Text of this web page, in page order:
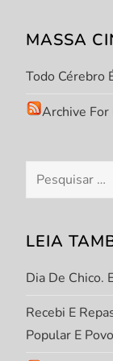
o
d
P
o
s
t
MASSA
Todo Cérebro
Archive For
Pesquisar
por:
LEIA
Dia De Chico.
Recebi E
Popular E